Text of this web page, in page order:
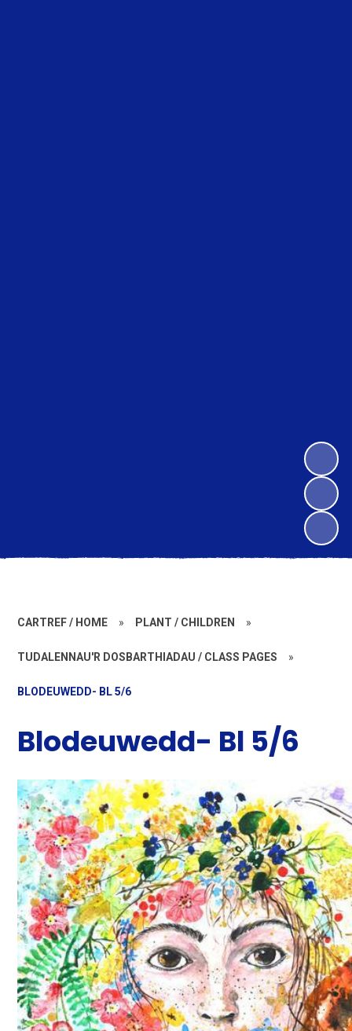
CARTREF / HOME » PLANT / CHILDREN »
TUDALENNAU'R DOSBARTHIADAU / CLASS PAGES »
BLODEUWEDD- BL 5/6
Blodeuwedd- Bl 5/6